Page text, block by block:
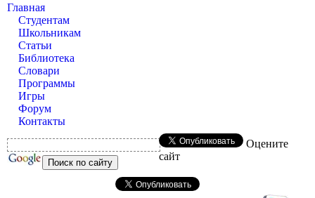
Главная
Студентам
Школьникам
Статьи
Библиотека
Словари
Программы
Игры
Форум
Контакты
Оцените
сайт